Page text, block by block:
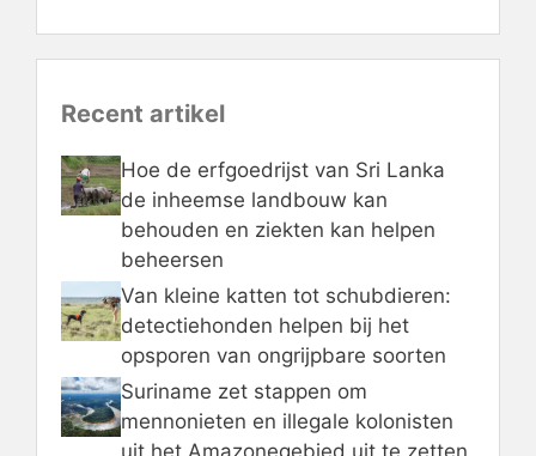
Recent artikel
Hoe de erfgoedrijst van Sri Lanka
de inheemse landbouw kan
behouden en ziekten kan helpen
beheersen
Van kleine katten tot schubdieren:
detectiehonden helpen bij het
opsporen van ongrijpbare soorten
Suriname zet stappen om
mennonieten en illegale kolonisten
uit het Amazonegebied uit te zetten